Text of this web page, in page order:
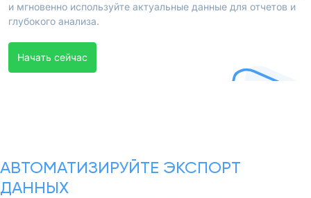
и мгновенно используйте актуальные данные для отчетов и
глубокого анализа.
Начать сейчас
АВТОМАТИЗИРУЙТЕ ЭКСПОРТ
ДАННЫХ